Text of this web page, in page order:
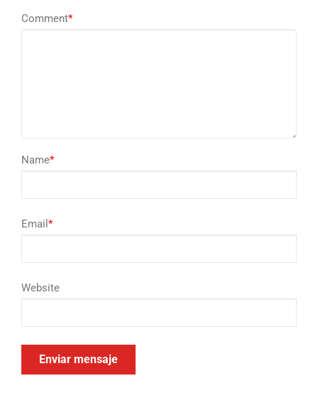
Comment*
Name*
Email *
Website